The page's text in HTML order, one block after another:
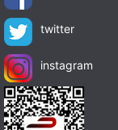
twitter
instagram